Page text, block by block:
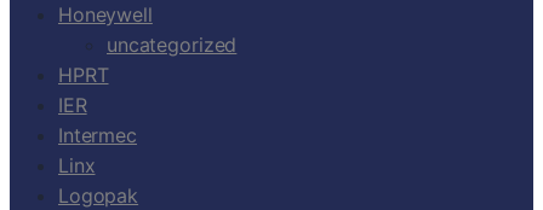
Honeywell
uncategorized
HPRT
IER
Intermec
Linx
Logopak